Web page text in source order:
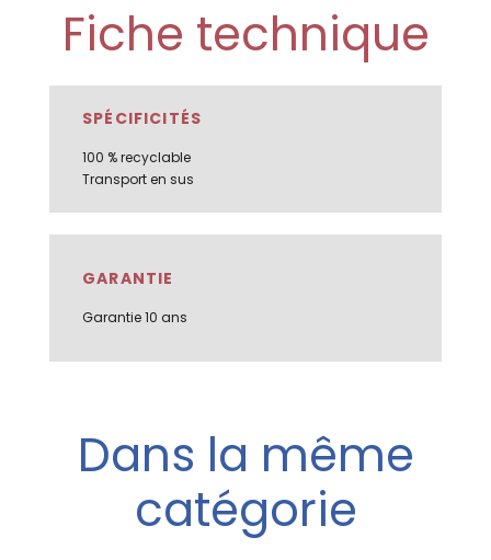
Fiche technique
SPÉCIFICITÉS
100 % recyclable
Transport en sus
GARANTIE
Garantie 10 ans
Dans la même
catégorie